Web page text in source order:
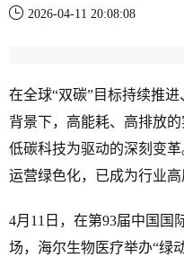
2026-04-11 20:08:08
在全球“双碳”目标持续推
背景下，高能耗、高排放
低碳科技为驱动的深刻变
运营绿色化，已成为行业高
4月11日，在第93届中国国
场，海尔生物医疗举办“绿